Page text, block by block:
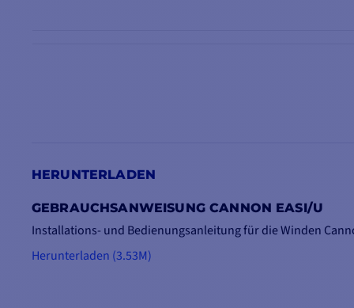
Kompakt
HERUNTERLADEN
GEBRAUCHSANWEISUNG CANNON EASI/U
Installations- und Bedienungsanleitung für die Winden
Herunterladen (3.53M)